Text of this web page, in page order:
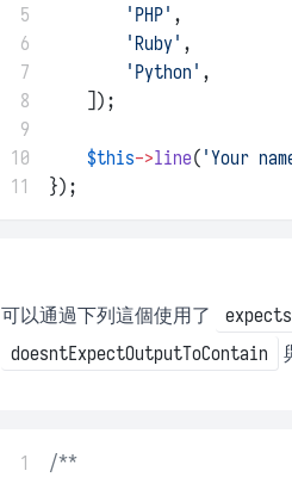
5
'PHP' ,
6
'Ruby' ,
7
'Python' ,
8
    ]);
9
10
$this->line( 'Your
11
});
可以通過下列這個使用了
doesntExpectOutputToContain
1
/**